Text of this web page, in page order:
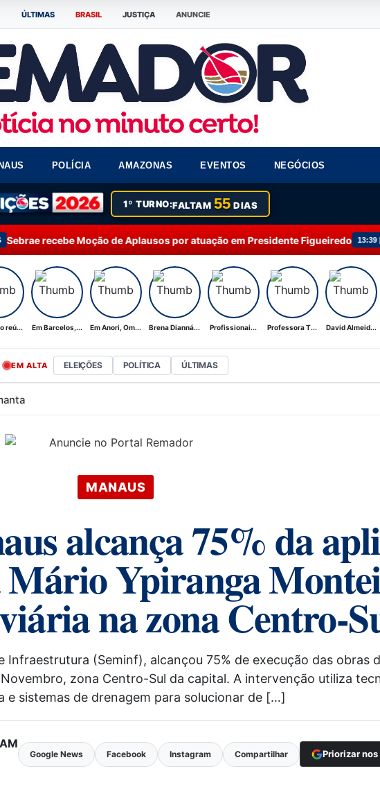
ÚLTIMAS BRASIL JUSTIÇA ANUNCIE
POLÍCIA AMAZONAS EVENTOS NEGÓCIOS
1º TURNO:FALTAM 55 DIAS
de Aplausos por atuação em Presidente Figueiredo 13:39 | ELEIÇÕES 2026
reú... Em Barcelos,... Em Anori, Om... Brena Dianná... Profissionai... Professora T... David Almeid...
EM ALTA ELEIÇÕES POLÍTICA ÚLTIMAS
MANAUS
alcança 75% da
Mário Ypiranga
na zona Centro-
(Seminf), alcançou 75% de execução das obras
zona Centro-Sul da capital. A intervenção utiliza
e sistemas de drenagem para solucionar de […]
Google News Facebook Instagram Compartilhar Priorizar